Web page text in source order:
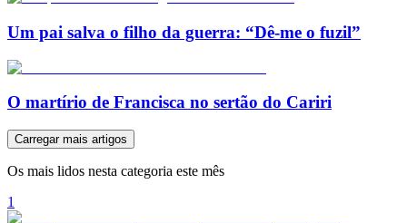
Um pai salva o filho da guerra: “Dê-me o fuzil”
O martírio de Francisca no sertão do Cariri
Carregar mais artigos
Os mais lidos nesta categoria este mês
1